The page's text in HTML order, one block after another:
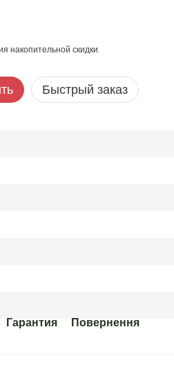
накопительной скидки
Быстрый заказ
Гарантия Повернення